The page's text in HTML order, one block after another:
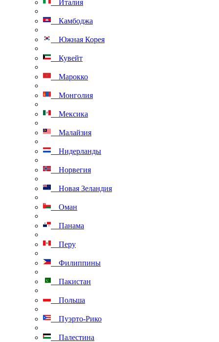
Италия
Камбоджа
Южная Корея
Кувейт
Марокко
Монголия
Мексика
Малайзия
Нидерланды
Норвегия
Новая Зеландия
Оман
Панама
Перу
Филиппины
Пакистан
Польша
Пуэрто-Рико
Палестина